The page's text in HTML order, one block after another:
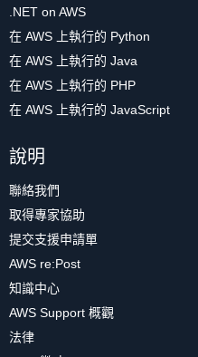
.NET on AWS
在 AWS 上執行的 Python
在 AWS 上執行的 Java
在 AWS 上執行的 PHP
在 AWS 上執行的 JavaScript
說明
聯絡我們
取得專家協助
提交支援申請單
AWS re:Post
知識中心
AWS Support 概觀
法律